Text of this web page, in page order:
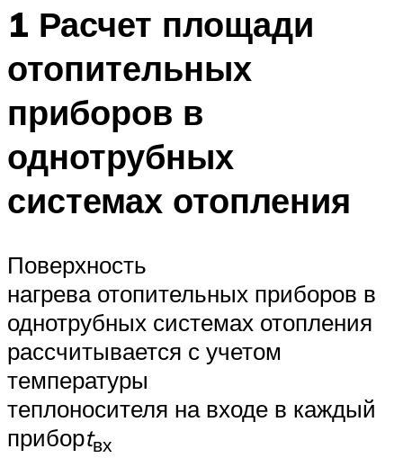
1 Расчет площади
отопительных
приборов в
однотрубных
системах отопления
Поверхность
нагрева отопительных приборов в
однотрубных системах отопления
рассчитывается с учетом
температуры
теплоносителя на входе в каждый
приборtвх